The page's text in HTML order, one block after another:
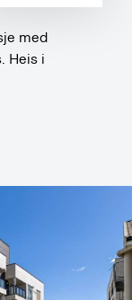
med
Heis i